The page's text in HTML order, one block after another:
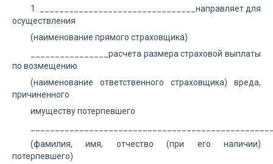
1. ________________________________направляет для
осуществления
(наименование прямого страховщика)
________________расчета размера страховой выплаты
по возмещению
(наименование ответственного страховщика) вреда,
причиненного
имуществу потерпевшего
(фамилия, имя, отчество (при его наличии)
потерпевшего)